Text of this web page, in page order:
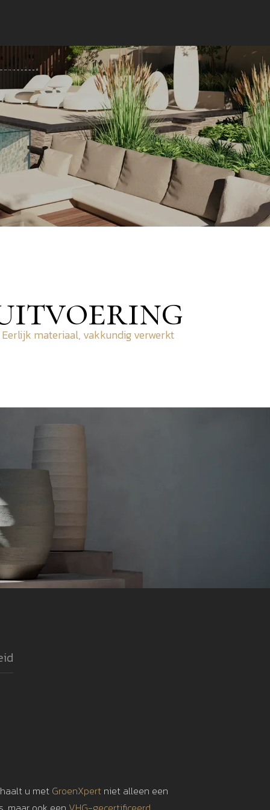
Eerlijk materiaal, vakkundig verwerkt
u met GroenXpert niet alleen een